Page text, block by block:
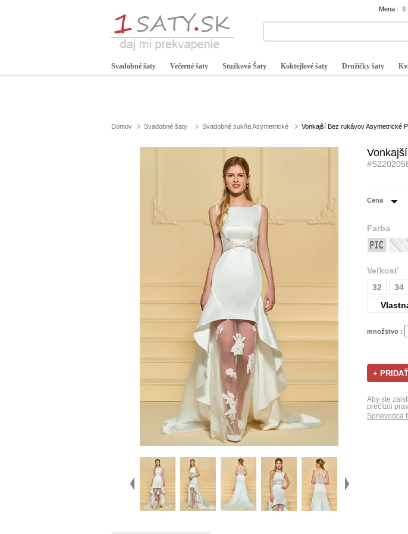
Mena : $
Svadobné šaty Večerné šaty Stužková Šaty Koktejlové šaty Družičky šaty
Domov Svadobné šaty Svadobné sukňa Asymetrické Vonkajší Bez rukávov Asymetrické
Cena
Farba
Veľkosť
32
34
množstvo :
Aby ste
prečítali
Sprievodca